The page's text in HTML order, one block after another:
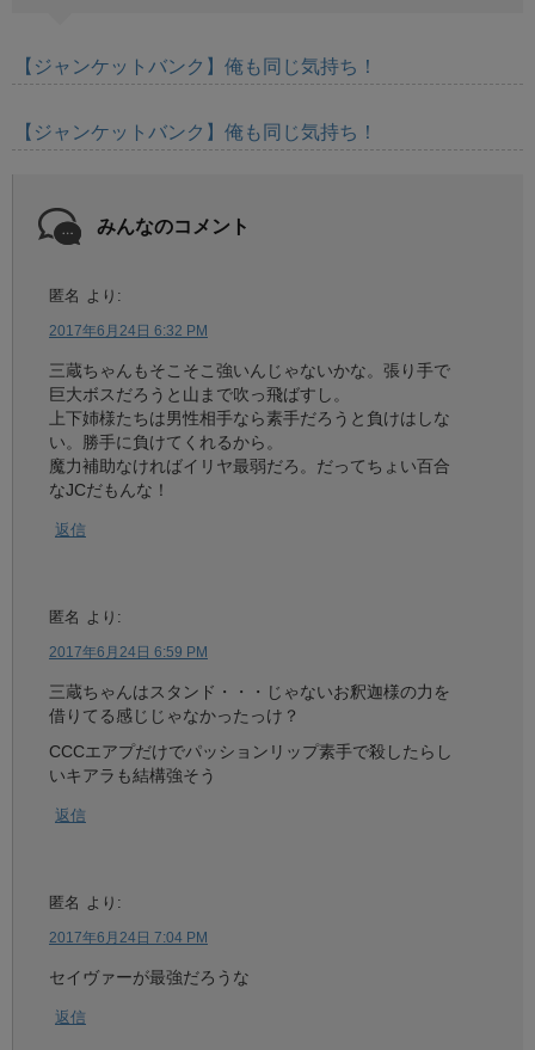
【ジャンケットバンク】俺も同じ気持ち！
【ジャンケットバンク】俺も同じ気持ち！
みんなのコメント
匿名 より:
2017年6月24日 6:32 PM
三蔵ちゃんもそこそこ強いんじゃないかな。張り手で
巨大ボスだろうと山まで吹っ飛ばすし。
上下姉様たちは男性相手なら素手だろうと負けはしな
い。勝手に負けてくれるから。
魔力補助なければイリヤ最弱だろ。だってちょい百合
なJCだもんな！
返信
匿名 より:
2017年6月24日 6:59 PM
三蔵ちゃんはスタンド・・・じゃないお釈迦様の力を
借りてる感じじゃなかったっけ？
CCCエアプだけでパッションリップ素手で殺したらし
いキアラも結構強そう
返信
匿名 より:
2017年6月24日 7:04 PM
セイヴァーが最強だろうな
返信